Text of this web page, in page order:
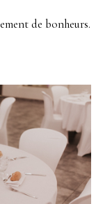
de bonheurs.